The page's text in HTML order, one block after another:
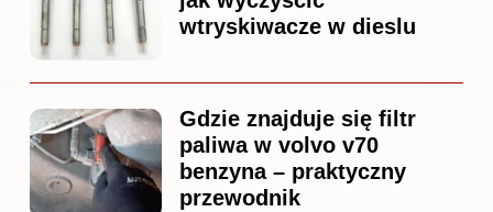
wtryskiwacze w dieslu
Gdzie znajduje się filtr
paliwa w volvo v70
benzyna – praktyczny
przewodnik